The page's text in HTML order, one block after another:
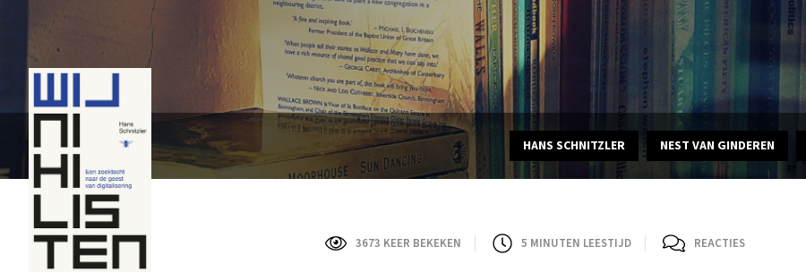
HANS SCHNITZLER NEST VAN GINDEREN
3673 KEER BEKEKEN 5 MINUTEN LEESTIJD REACTIES